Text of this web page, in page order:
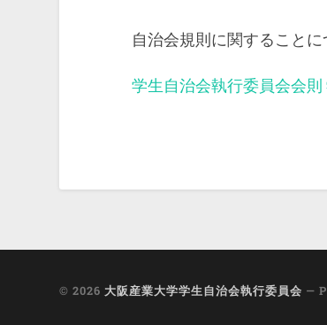
自治会規則に関することに
学生自治会執行委員会会則
© 2026 大阪産業大学学生自治会執行委員会 —